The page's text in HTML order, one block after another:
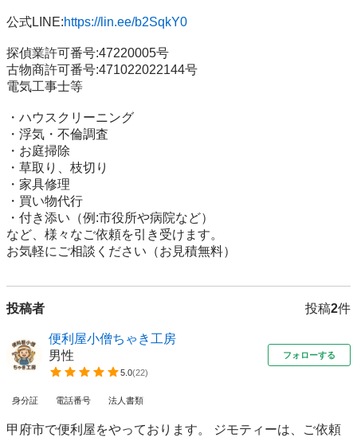
公式LINE:https://lin.ee/b2SqkY0
探偵業許可番号:47220005号
古物商許可番号:471022022144号
電気工事士等
・ハウスクリーニング
・浮気・不倫調査
・お庭掃除
・草取り、枝切り
・家具修理
・買い物代行
・付き添い（例:市役所や病院など）
など、様々なご依頼を引き受けます。
お気軽にご相談ください（お見積無料）
投稿者 投稿2件
便利屋小僧ちゃき工房
男性
5.0(22)
フォローする
身分証 電話番号 法人書類
甲府市で便利屋をやっております。 ジモティーは、ご依頼